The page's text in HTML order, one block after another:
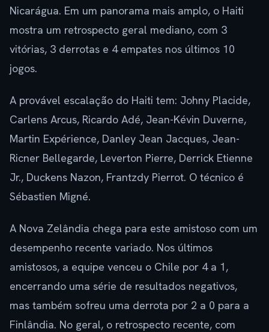
Nicarágua. Em um panorama mais amplo, o Haiti
mostra um retrospecto geral mediano, com 3
vitórias, 3 derrotas e 4 empates nos últimos 10
jogos.
A provável escalação do Haiti tem: Johny Placide,
Carlens Arcus, Ricardo Adé, Jean-Kévin Duverne,
Martin Expérience, Danley Jean Jacques, Jean-
Ricner Bellegarde, Leverton Pierre, Derrick Etienne
Jr., Duckens Nazon, Frantzdy Pierrot. O técnico é
Sébastien Migné.
A Nova Zelândia chega para este amistoso com um
desempenho recente variado. Nos últimos
amistosos, a equipe venceu o Chile por 4 a 1,
encerrando uma série de resultados negativos,
mas também sofreu uma derrota por 2 a 0 para a
Finlândia. No geral, o retrospecto recente, com